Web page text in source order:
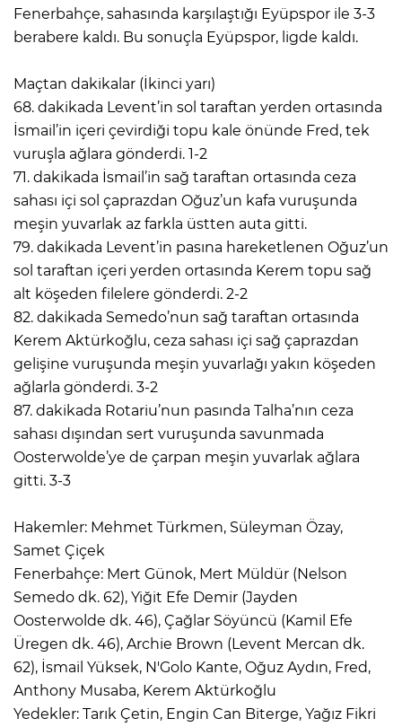
Fenerbahçe, sahasında karşılaştığı Eyüpspor ile 3-3
berabere kaldı. Bu sonuçla Eyüpspor, ligde kaldı.
Maçtan dakikalar (İkinci yarı)
68. dakikada Levent’in sol taraftan yerden ortasında
İsmail’in içeri çevirdiği topu kale önünde Fred, tek
vuruşla ağlara gönderdi. 1-2
71. dakikada İsmail’in sağ taraftan ortasında ceza
sahası içi sol çaprazdan Oğuz’un kafa vuruşunda
meşin yuvarlak az farkla üstten auta gitti.
79. dakikada Levent’in pasına hareketlenen Oğuz’un
sol taraftan içeri yerden ortasında Kerem topu sağ
alt köşeden filelere gönderdi. 2-2
82. dakikada Semedo’nun sağ taraftan ortasında
Kerem Aktürkoğlu, ceza sahası içi sağ çaprazdan
gelişine vuruşunda meşin yuvarlağı yakın köşeden
ağlarla gönderdi. 3-2
87. dakikada Rotariu’nun pasında Talha’nın ceza
sahası dışından sert vuruşunda savunmada
Oosterwolde’ye de çarpan meşin yuvarlak ağlara
gitti. 3-3
Hakemler: Mehmet Türkmen, Süleyman Özay,
Samet Çiçek
Fenerbahçe: Mert Günok, Mert Müldür (Nelson
Semedo dk. 62), Yiğit Efe Demir (Jayden
Oosterwolde dk. 46), Çağlar Söyüncü (Kamil Efe
Üregen dk. 46), Archie Brown (Levent Mercan dk.
62), İsmail Yüksek, N'Golo Kante, Oğuz Aydın, Fred,
Anthony Musaba, Kerem Aktürkoğlu
Yedekler: Tarık Çetin, Engin Can Biterge, Yağız Fikri